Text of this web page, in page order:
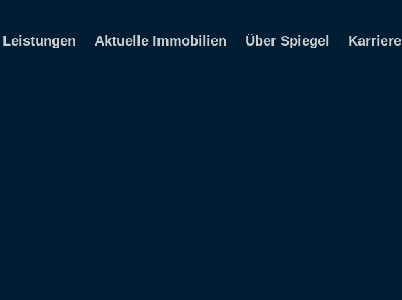
Leistungen Aktuelle Immobilien Über Spiegel Karriere